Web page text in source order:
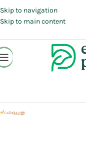
Skip to navigation
Skip to main content